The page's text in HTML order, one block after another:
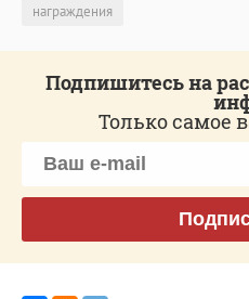
награждения
Подпишитесь на
Только самое